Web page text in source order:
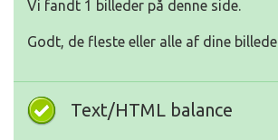
Vi fandt 1 billeder på denne side.
Godt, de fleste eller alle af dine
Text/HTML balance